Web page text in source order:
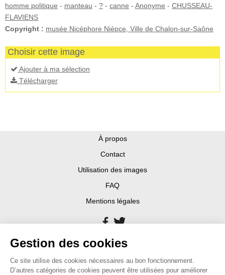
homme politique - manteau - ? - canne - Anonyme - CHUSSEAU-
FLAVIENS
Copyright : musée Nicéphore Niépce, Ville de Chalon-sur-Saône
Choisir cette image
Ajouter à ma sélection
Télécharger
À propos
Contact
Utilisation des images
FAQ
Mentions légales
Gestion des cookies
Ce site utilise des cookies nécessaires au bon fonctionnement.
D’autres catégories de cookies peuvent être utilisées pour améliorer